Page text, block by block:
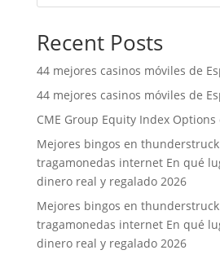
Recent Posts
44 mejores casinos móviles de
44 mejores casinos móviles de
CME Group Equity Index Options
Mejores bingos en
tragamonedas internet En qué
dinero real y regalado 2026
Mejores bingos en
tragamonedas internet En qué
dinero real y regalado 2026